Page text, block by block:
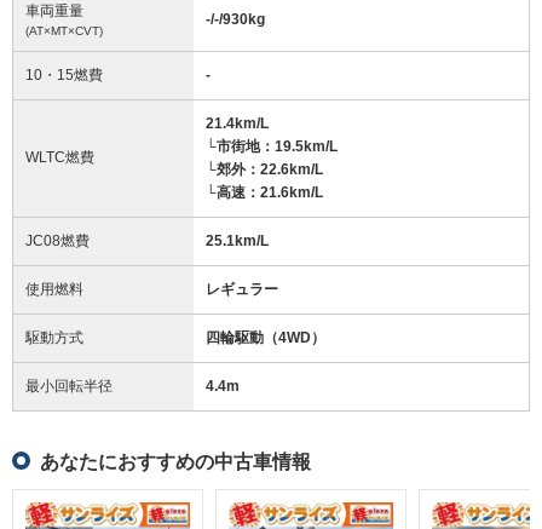
車両重量
(AT×MT×CVT)
-/-/930kg
10・15燃費 -
WLTC燃費
21.4km/L
└市街地：19.5km/L
└郊外：22.6km/L
└高速：21.6km/L
JC08燃費 25.1km/L
使用燃料 レギュラー
駆動方式 四輪駆動（4WD）
最小回転半径 4.4m
あなたにおすすめの中古車情報